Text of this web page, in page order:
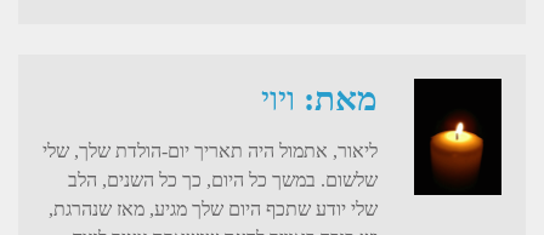
מאת: ויוי
ליאור, אתמול היה תאריך יום-הולדת שלך, שלי
שלשום. במשך כל היום, כך כל השנים, הלב
שלי יודע שתכף היום שלך מגיע, מאז שנהרגת,